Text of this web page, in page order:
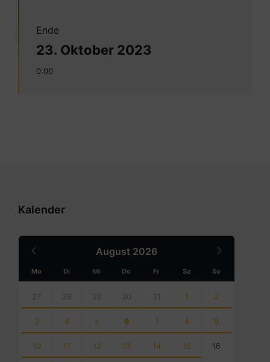
Ende
23. Oktober 2023
0:00
Kalender
August 2026
Month
Mo Di Mi Do Fr Sa So
calendar
days
27 28 29 30 31 1 2
3 4 5 6 7 8 9
10 11 12 13 14 15 16